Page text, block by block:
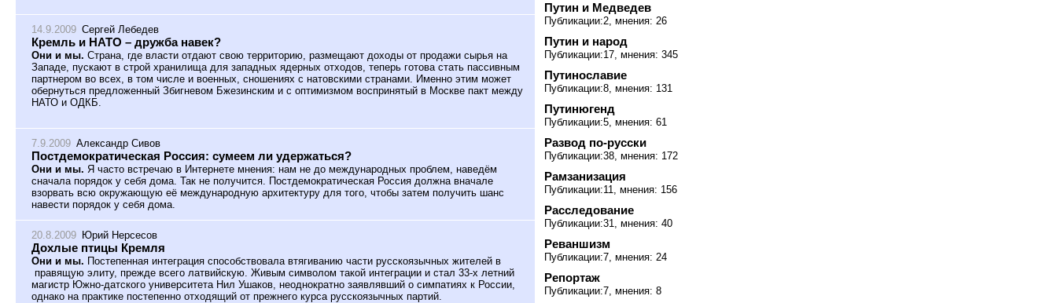
14.9.2009 Сергей Лебедев
Кремль и НАТО – дружба навек?
Они и мы. Страна, где власти отдают свою территорию, размещают доходы от продажи сырья на
Западе, пускают в строй хранилища для западных ядерных отходов, теперь готова стать пассивным
партнером во всех, в том числе и военных, сношениях с натовскими странами. Именно этим может
обернуться предложенный Збигневом Бжезинским и с оптимизмом воспринятый в Москве пакт между
НАТО и ОДКБ.
7.9.2009 Александр Сивов
Постдемократическая Россия: сумеем ли удержаться?
Они и мы. Я часто встречаю в Интернете мнения: нам не до международных проблем, наведём
сначала порядок у себя дома. Так не получится. Постдемократическая Россия должна вначале
взорвать всю окружающую её международную архитектуру для того, чтобы затем получить шанс
навести порядок у себя дома.
20.8.2009 Юрий Нерсесов
Дохлые птицы Кремля
Они и мы. Постепенная интеграция способствовала втягиванию части русскоязычных жителей в
правящую элиту, прежде всего латвийскую. Живым символом такой интеграции и стал 33-х летний
магистр Южно-датского университета Нил Ушаков, неоднократно заявлявший о симпатиях к России,
однако на практике постепенно отходящий от прежнего курса русскоязычных партий.
Путин и Медведев
Публикации:2, мнения: 26
Путин и народ
Публикации:17, мнения: 345
Путинославие
Публикации:8, мнения: 131
Путинюгенд
Публикации:5, мнения: 61
Развод по-русски
Публикации:38, мнения: 172
Рамзанизация
Публикации:11, мнения: 156
Расследование
Публикации:31, мнения: 40
Реваншизм
Публикации:7, мнения: 24
Репортаж
Публикации:7, мнения: 8